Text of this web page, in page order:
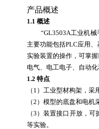
产品概述
1.1 概述
“GL3503A工业机械
主要功能包括PLC应用
实验装置的操作，可掌握
电气、电工电子、自动
1.2 特点
（ 1 ）工业型材构架，采
（2 ）模型的底盘和电机
（3 ）装置接口开放，可
等实验。